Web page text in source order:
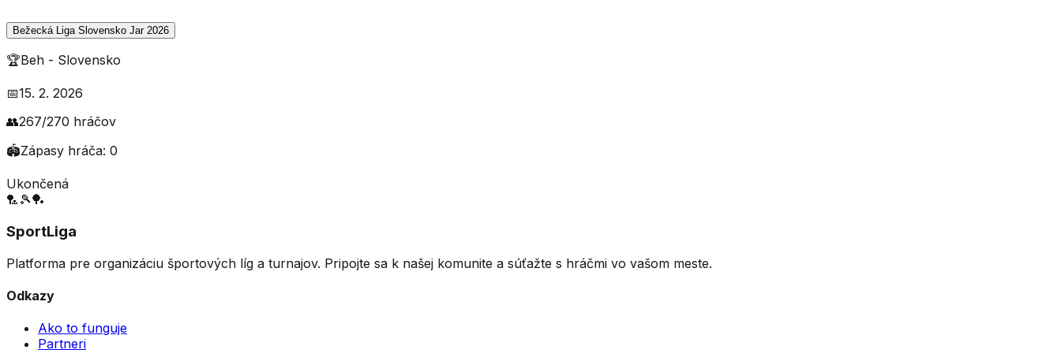
Bežecká Liga Slovensko Jar 2026
🏆Beh - Slovensko
📅15. 2. 2026
👥267/270 hráčov
🏟️Zápasy hráča: 0
Ukončená
🏸 🎾🏓
SportLiga
Platforma pre organizáciu športových líg a turnajov. Pripojte sa k našej komunite a súťažte s hráčmi vo vašom meste.
Odkazy
Ako to funguje
Partneri